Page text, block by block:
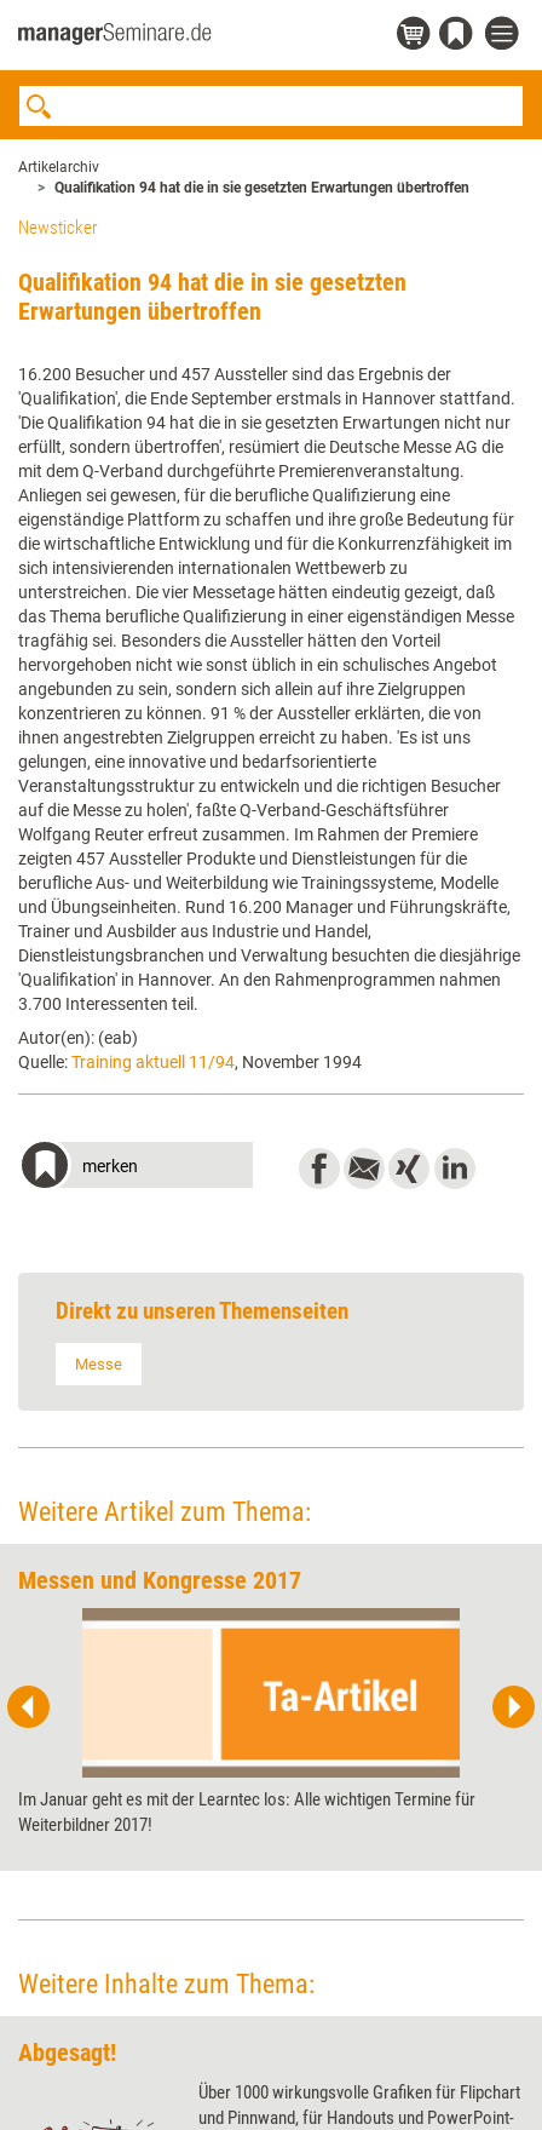
Artikelarchiv
Qualifikation 94 hat die in sie gesetzten Erwartungen übertroffen
Newsticker
Qualifikation 94 hat die in sie gesetzten
Erwartungen übertroffen
16.200 Besucher und 457 Aussteller sind das Ergebnis der
'Qualifikation', die Ende September erstmals in Hannover stattfand.
'Die Qualifikation 94 hat die in sie gesetzten Erwartungen nicht nur
erfüllt, sondern übertroffen', resümiert die Deutsche Messe AG die
mit dem Q-Verband durchgeführte Premierenveranstaltung.
Anliegen sei gewesen, für die berufliche Qualifizierung eine
eigenständige Plattform zu schaffen und ihre große Bedeutung für
die wirtschaftliche Entwicklung und für die Konkurrenzfähigkeit im
sich intensivierenden internationalen Wettbewerb zu
unterstreichen. Die vier Messetage hätten eindeutig gezeigt, daß
das Thema berufliche Qualifizierung in einer eigenständigen Messe
tragfähig sei. Besonders die Aussteller hätten den Vorteil
hervorgehoben nicht wie sonst üblich in ein schulisches Angebot
angebunden zu sein, sondern sich allein auf ihre Zielgruppen
konzentrieren zu können. 91 % der Aussteller erklärten, die von
ihnen angestrebten Zielgruppen erreicht zu haben. 'Es ist uns
gelungen, eine innovative und bedarfsorientierte
Veranstaltungsstruktur zu entwickeln und die richtigen Besucher
auf die Messe zu holen', faßte Q-Verband-Geschäftsführer
Wolfgang Reuter erfreut zusammen. Im Rahmen der Premiere
zeigten 457 Aussteller Produkte und Dienstleistungen für die
berufliche Aus- und Weiterbildung wie Trainingssysteme, Modelle
und Übungseinheiten. Rund 16.200 Manager und Führungskräfte,
Trainer und Ausbilder aus Industrie und Handel,
Dienstleistungsbranchen und Verwaltung besuchten die diesjährige
'Qualifikation' in Hannover. An den Rahmenprogrammen nahmen
3.700 Interessenten teil.
Autor(en): (eab)
Quelle:Training aktuell 11/94, November 1994
merken
Direkt zu unseren Themenseiten
Messe
Weitere Artikel zum Thema:
Messen und Kongresse 2017
Im Januar geht es mit der Learntec los: Alle wichtigen Termine für
Weiterbildner 2017!
Weitere Inhalte zum Thema:
Abgesagt!
Über 1000 wirkungsvolle Grafiken für Flipchart
und Pinnwand, für Handouts und PowerPoint-